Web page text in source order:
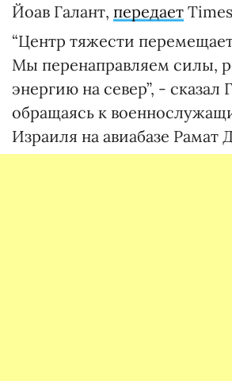
Йоав Галант, передает
“Центр тяжести
Мы перенаправляем силы,
энергию на север”, - сказал
обращаясь к
Израиля на авиабазе Рамат